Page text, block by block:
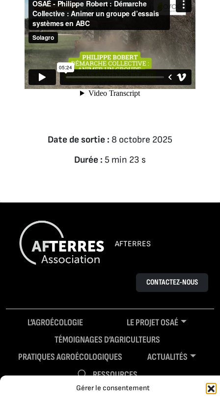
Gérer le consentement
Date de sortie : 8 octobre 2025
Durée : 5 min 23 s
AFTERRES
CONTACTEZ-NOUS
L’AGROÉCOLOGIE
LE PROJET OSAÉ
TÉMOIGNAGES D’AGRICULTEURS
PRATIQUES AGROÉCOLOGIQUES
ACTUALITÉS
RESSOURCES